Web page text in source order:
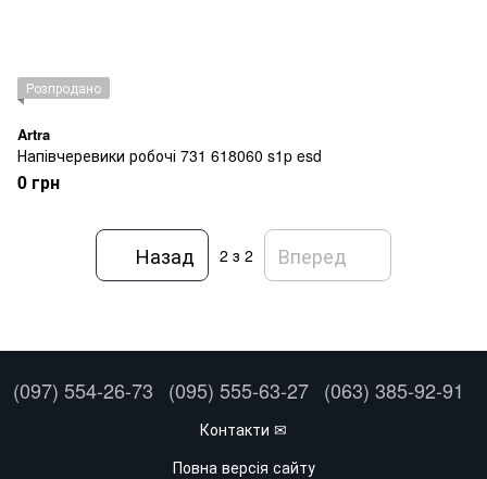
Розпродано
Artra
Напівчеревики робочі 731 618060 s1p esd
0 грн
Назад 2 з 2 Вперед
(097) 554-26-73 (095) 555-63-27 (063) 385-92-91
Контакти ✉
Повна версія сайту